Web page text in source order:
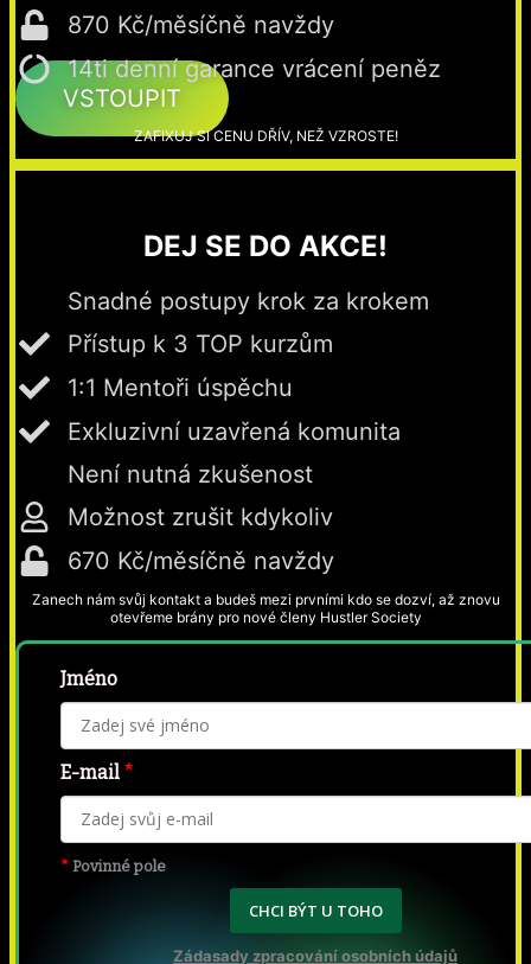
870 Kč/měsíčně navždy
14ti denní garance vrácení peněz
VSTOUPIT
ZAFIXUJ SI CENU DŘÍV, NEŽ VZROSTE!
DEJ SE DO AKCE!
Snadné postupy krok za krokem
Přístup k 3 TOP kurzům
1:1 Mentoři úspěchu
Exkluzivní uzavřená komunita
Není nutná zkušenost
Možnost zrušit kdykoliv
670 Kč/měsíčně navždy
Zanech nám svůj kontakt a budeš mezi prvními kdo se dozví, až znovu
otevřeme brány pro nové členy Hustler Society
Jméno
E-mail *
* Povinné pole
CHCI BÝT U TOHO
Zádasady zpracování osobních údajů